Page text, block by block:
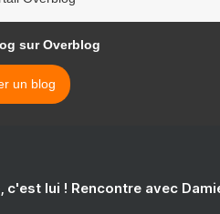
sur Overblog
un blog
lui ! Rencontre avec